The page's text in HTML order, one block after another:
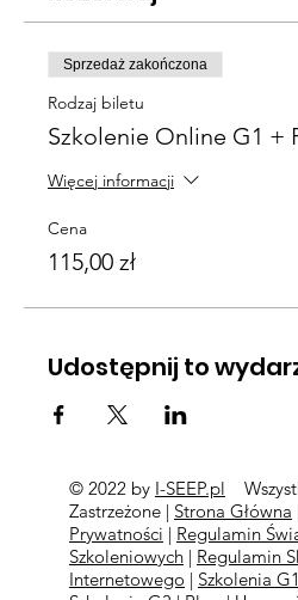
Sprzedaż zakończona
Rodzaj biletu
Szkolenie Online G1 +
Więcej informacji
Cena
115,00 zł
Udostępnij to
© 2022 by I-SEEP.pl
Zastrzeżone | Strona Główna
Prywatności | Regulamin
Szkoleniowych| Regulamin
Internetowego | Szkolenia G1